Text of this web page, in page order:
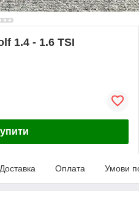
1.4 - 1.6 TSI
Доставка Оплата Умови